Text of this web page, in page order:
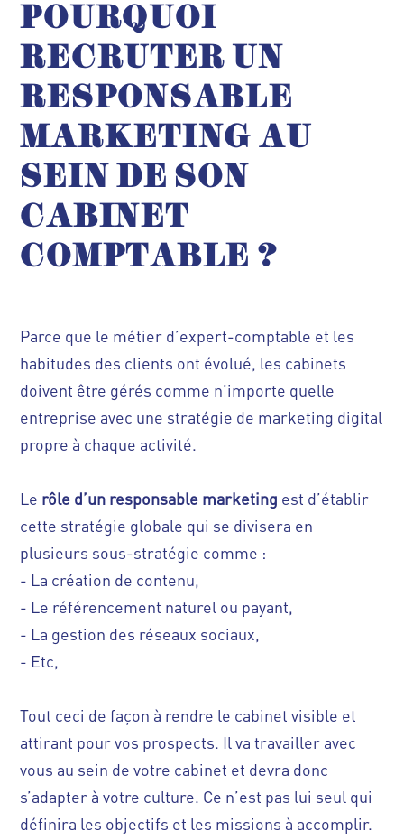
POURQUOI
RECRUTER UN
RESPONSABLE
MARKETING AU
SEIN DE SON
CABINET
COMPTABLE ?
Parce que le métier d’expert-comptable et les
habitudes des clients ont évolué, les cabinets
doivent être gérés comme n’importe quelle
entreprise avec une stratégie de marketing digital
propre à chaque activité.
Le rôle d’un responsable marketing est d’établir
cette stratégie globale qui se divisera en
plusieurs sous-stratégie comme :
- La création de contenu,
- Le référencement naturel ou payant,
- La gestion des réseaux sociaux,
- Etc,
Tout ceci de façon à rendre le cabinet visible et
attirant pour vos prospects. Il va travailler avec
vous au sein de votre cabinet et devra donc
s’adapter à votre culture. Ce n’est pas lui seul qui
définira les objectifs et les missions à accomplir.